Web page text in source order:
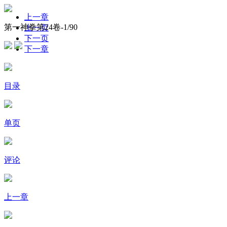
第一神拳第24卷-1/90
上一章
上一页
下一页
下一章
目录
单页
评论
上一章